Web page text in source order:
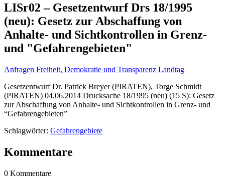
LISr02 – Gesetzentwurf Drs 18/1995
(neu): Gesetz zur Abschaffung von
Anhalte- und Sichtkontrollen in Grenz-
und "Gefahrengebieten"
Anfragen Freiheit, Demokratie und Transparenz Landtag
Gesetzentwurf Dr. Patrick Breyer (PIRATEN), Torge Schmidt
(PIRATEN) 04.06.2014 Drucksache 18/1995 (neu) (15 S): Gesetz
zur Abschaffung von Anhalte- und Sichtkontrollen in Grenz- und
“Gefahrengebieten”
Schlagwörter: Gefahrengebiete
Kommentare
0 Kommentare